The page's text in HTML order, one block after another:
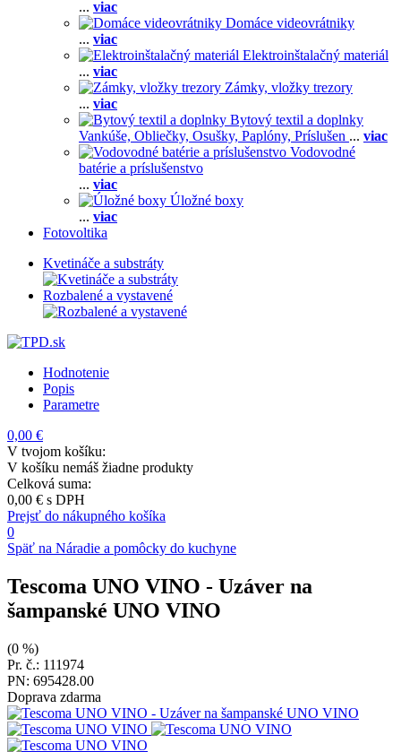
... viac
Domáce videovrátniky
... viac
Elektroinštalačný materiál
... viac
Zámky, vložky trezory
... viac
Bytový textil a doplnky
Vankúše, Obliečky, Osušky, Paplóny, Príslušen ... viac
Vodovodné
batérie a príslušenstvo
... viac
Úložné boxy
... viac
Fotovoltika
Kvetináče a substráty
Rozbalené a vystavené
Hodnotenie
Popis
Parametre
0,00 €
V tvojom košíku:
V košíku nemáš žiadne produkty
Celková suma:
0,00 € s DPH
Prejsť do nákupného košíka
0
Späť na Náradie a pomôcky do kuchyne
Tescoma UNO VINO - Uzáver na
šampanské UNO VINO
(0 %)
Pr. č.: 111974
PN: 695428.00
Doprava zdarma